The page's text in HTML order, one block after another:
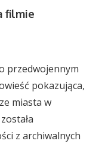
filmie
przedwojennym
pokazująca,
miasta w
z archiwalnych